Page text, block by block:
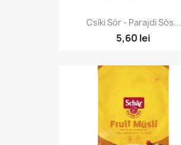
Csíki Sör - Parajdi Sós...
5,60 lei